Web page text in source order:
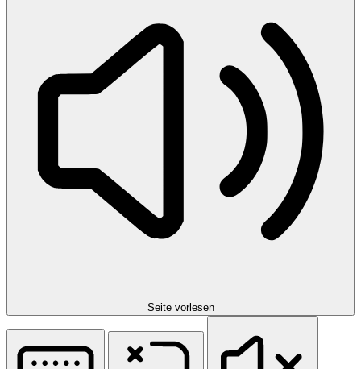
Seite vorlesen